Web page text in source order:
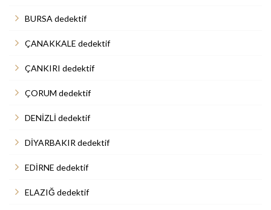
BURSA dedektif
ÇANAKKALE dedektif
ÇANKIRI dedektif
ÇORUM dedektif
DENİZLİ dedektif
DİYARBAKIR dedektif
EDİRNE dedektif
ELAZIĞ dedektif